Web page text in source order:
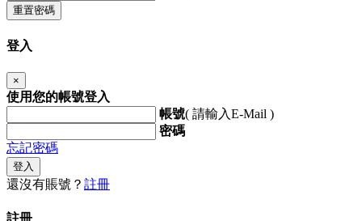
重置密碼
登入
×
使用您的帳號登入
帳號( 請輸入E-Mail )
密碼
忘記密碼
登入
還沒有賬號？ 註冊